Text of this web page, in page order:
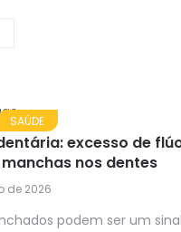
SAÚDE
excesso de
nos dentes
de 2026
podem ser um